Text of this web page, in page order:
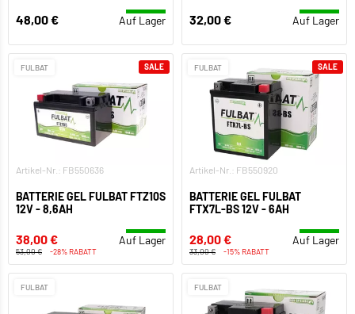
48,00 € Auf Lager 32,00 € Auf Lager
FULBAT
Artikel-Nr.: FB550636
BATTERIE GEL FULBAT FTZ10S
12V - 8,6AH
38,00 € Auf Lager
53,00 € -28% RABATT
SALE FULBAT
Artikel-Nr.: FB550920
BATTERIE GEL FULBAT
FTX7L-BS 12V - 6AH
28,00 € Auf Lager
33,00 € -15% RABATT
SALE
FULBAT FULBAT